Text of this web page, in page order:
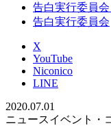
告白実行委員
告白実行委員会
X
YouTube
Niconico
LINE
2020.07.01
ニュースイベント・